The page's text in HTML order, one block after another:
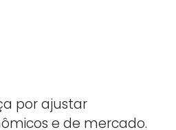
por ajustar
e de mercado.